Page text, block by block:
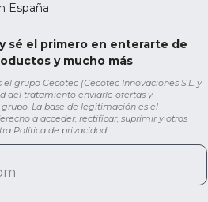
España
sé el primero en enterarte de
y mucho más
grupo Cecotec (Cecotec Innovaciones S.L. y
del tratamiento enviarle ofertas y
La base de legitimación es el
a acceder, rectificar, suprimir y otros
Política de privacidad